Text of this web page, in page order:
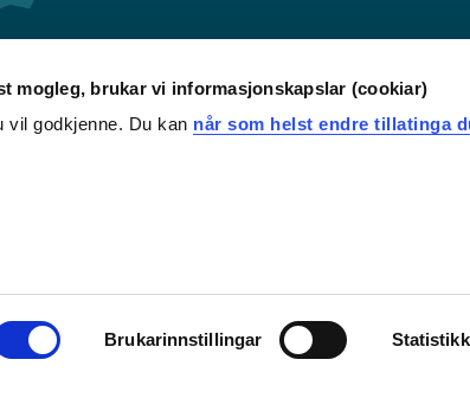
mogleg, brukar vi informasjonskapslar (cookiar)
vil godkjenne. Du kan når som helst endre tillatinga
Brukarinnstillingar Statistikk